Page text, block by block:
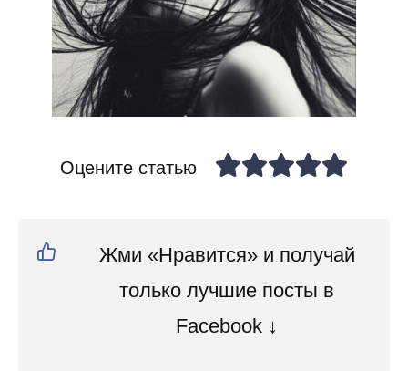
Оцените статью
Жми «Нравится» и получай
только лучшие посты в
Facebook ↓